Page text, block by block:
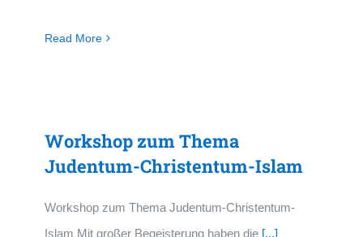
Read More
Workshop zum Thema
Judentum-Christentum-Islam
Workshop zum Thema Judentum-Christentum-
Islam Mit großer Begeisterung haben die [...]